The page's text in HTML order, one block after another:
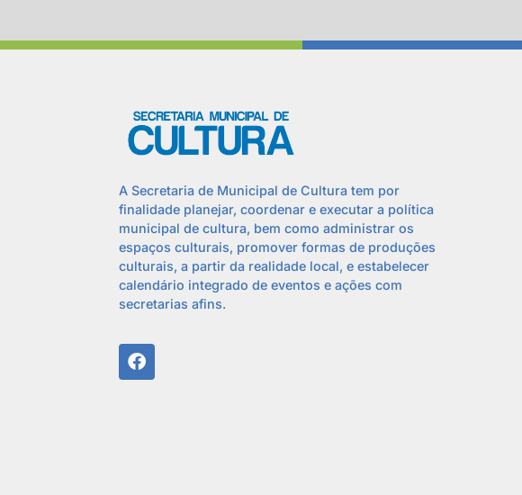
A Secretaria de Municipal de Cultura tem por
finalidade planejar, coordenar e executar a política
municipal de cultura, bem como administrar os
espaços culturais, promover formas de produções
culturais, a partir da realidade local, e estabelecer
calendário integrado de eventos e ações com
secretarias afins.